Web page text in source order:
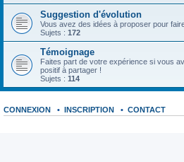
Suggestion d'évolution
Vous avez des idées à proposer pour
Sujets : 172
Témoignage
Faites part de votre expérience si vous
positif à partager !
Sujets : 114
CONNEXION • INSCRIPTION • CONTACT